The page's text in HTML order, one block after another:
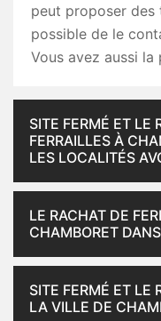
peut proposer des
possible de le
Vous avez aussi
SITE FERMÉ ET LE
FERRAILLES À
LES LOCALITÉS
LE RACHAT DE
CHAMBORET
SITE FERMÉ ET LE
LA VILLE DE